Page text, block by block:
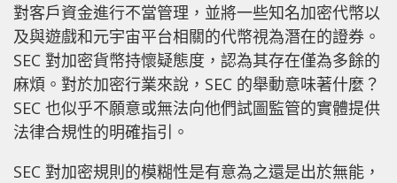
對客戶資金進行不當管理，並將一些知名加密代幣以
及與遊戲和元宇宙平台相關的代幣視為潛在的證券。
SEC 對加密貨幣持懷疑態度，認為其存在僅為多餘的
麻煩。對於加密行業來說，SEC 的舉動意味著什麼？
SEC 也似乎不願意或無法向他們試圖監管的實體提供
法律合規性的明確指引。
SEC 對加密規則的模糊性是有意為之還是出於無能，